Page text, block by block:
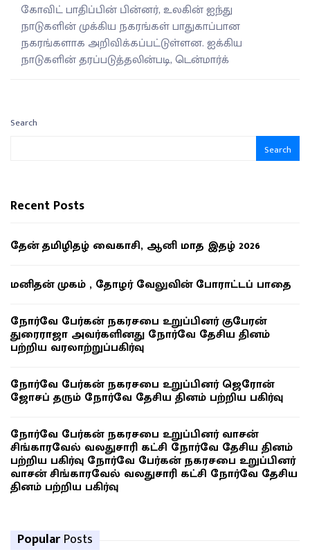
கோவிட் பாதிப்பின் பின்னர், உலகின் ஐந்து
நாடுகளின் முக்கிய நகரங்கள் பாதுகாப்பான
நகரங்களாக அறிவிக்கப்பட்டுள்ளன. ஐக்கிய
நாடுகளின் தரப்படுத்தலின்படி, டென்மார்க்
Search
Search
Recent Posts
தேன் தமிழிதழ் வைகாசி, ஆனி மாத இதழ் 2026
மனிதன் முகம் , தோழர் வேலுவின் போராட்டப் பாதை
நோர்வே பேர்கன் நகரசபை உறுப்பினர் குபேரன்
துரைராஜா அவர்களினது நோர்வே தேசிய தினம்
பற்றிய வரலாற்றுப்பகிர்வு
நோர்வே பேர்கன் நகரசபை உறுப்பினர் ஜெரோன்
ஜோசப் தரும் நோர்வே தேசிய தினம் பற்றிய பகிர்வு
நோர்வே பேர்கன் நகரசபை உறுப்பினர் வாசன்
சிங்காரவேல் வலதுசாரி கட்சி நோர்வே தேசிய தினம்
பற்றிய பகிர்வு நோர்வே பேர்கன் நகரசபை உறுப்பினர்
வாசன் சிங்காரவேல் வலதுசாரி கட்சி நோர்வே தேசிய
தினம் பற்றிய பகிர்வு
Popular Posts